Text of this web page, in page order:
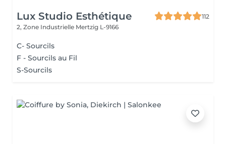
Lux Studio Esthétique
112
2, Zone Industrielle Mertzig L-9166
C- Sourcils
F - Sourcils au Fil
S-Sourcils